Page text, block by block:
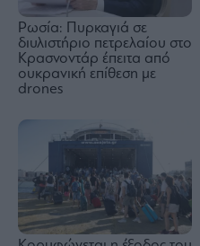
Ρωσία: Πυρκαγιά σε
διυλιστήριο πετρελαίου στο
Κρασνοντάρ έπειτα από
ουκρανική επίθεση με
drones